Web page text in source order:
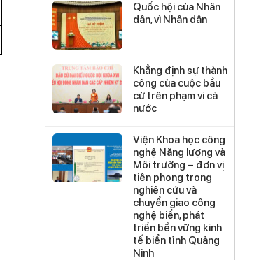
Quốc hội của Nhân
dân, vì Nhân dân
Khẳng định sự thành
công của cuộc bầu
cử trên phạm vi cả
nước
Viện Khoa học công
nghệ Năng lượng và
Môi trường – đơn vị
tiên phong trong
nghiên cứu và
chuyển giao công
nghệ biển, phát
triển bền vững kinh
tế biển tỉnh Quảng
Ninh